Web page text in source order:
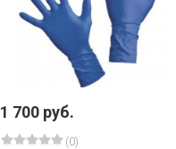
1 700 руб.
(0)